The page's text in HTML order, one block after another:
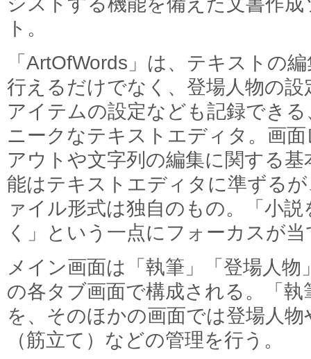
ト。
「ArtOfWords」は、テキストの
行えるだけでなく、登場人物の設
アイテムの設定なども記録できる
ニークなテキストエディタ。画
アウトや文字列の編集に関する基
能はテキストエディタに準ずる
ァイル形式は独自のもの。「小説
く」という一点にフォーカスが
メイン画面は「執筆」「登場人
の各タブ画面で構成される。「
を、そのほかの画面では登場人
（筋立て）などの管理を行う。